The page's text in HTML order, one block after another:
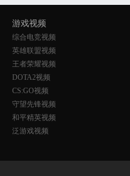
游戏视频
综合电竞视频
英雄联盟视频
王者荣耀视频
DOTA2视频
CS:GO视频
守望先锋视频
和平精英视频
泛游戏视频